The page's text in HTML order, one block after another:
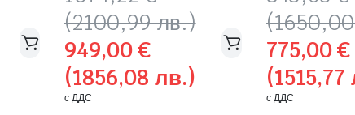
(2100,99 лв.)
price
was:
1074,22 €
(2100,99
лв.).
949,00€
(1856,08 лв.)
цена
е:
949,00 €
(1856,08
лв.).
с ДДС
price
was:
843,63 €
(1650,00
лв.).
775,00€
цена
е:
775,00 €
(1515,77
лв.).
с ДДС